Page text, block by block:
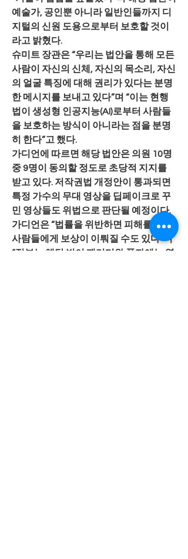
예술가, 공인뿐 아니라 일반인들까지 디
지털의 신원 도용으로부터 보호할 것이
라고 밝혔다.
슈미트 장관은 “우리는 법안을 통해 모든
사람이 자신의 신체, 자신의 목소리, 자신
의 얼굴 특징에 대해 권리가 있다는 분명
한 메시지를 보내고 있다”며 “이는 현행
법이 생성형 인공지능(AI)로부터 사람들
을 보호하는 방식이 아니라는 점을 분명
히 한다”고 했다.
가디언에 따르면 해당 법안은 의원 10명
중 9명이 동의할 정도로 초당적 지지를
받고 있다. 저작권법 개정안이 통과되면
특정 가수의 무대 영상을 딥페이크로 꾸
민 영상들도 위법으로 판단될 예정이다.
가디언은 “법률을 위반하면 피해를 입은
사람들에게 보상이 이뤄질 수도 있다”며
“정부는 해당 법이 패러디와 풍자에는 영